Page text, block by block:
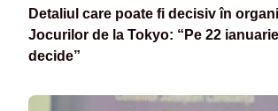
Detaliul care poate fi decisiv în
Jocurilor de la Tokyo: “Pe 22
decide”